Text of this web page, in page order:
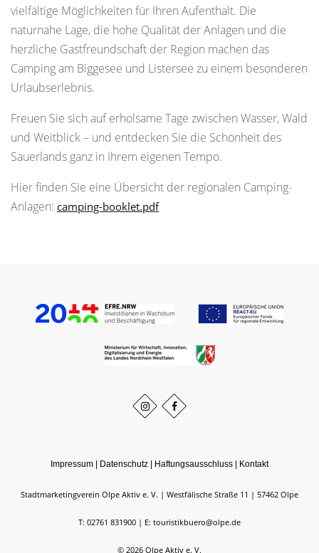
vielfältige Möglichkeiten für Ihren Aufenthalt. Die
naturnahe Lage, die hohe Qualität der Anlagen und die
herzliche Gastfreundschaft der Region machen das
Camping am Biggesee und Listersee zu einem besonderen
Urlaubserlebnis.
Freuen Sie sich auf erholsame Tage zwischen Wasser, Wald
und Weitblick – und entdecken Sie die Schönheit des
Sauerlands ganz in Ihrem eigenen Tempo.
Hier finden Sie eine Übersicht der regionalen Camping-
Anlagen: camping-booklet.pdf
Impressum Datenschutz Haftungsausschluss Kontakt
Stadtmarketingverein Olpe Aktiv e. V. Westfälische Straße 11 57462 Olpe
T: 02761 831900 E: touristikbuero@olpe.de
© 2026 Olpe Aktiv e. V.